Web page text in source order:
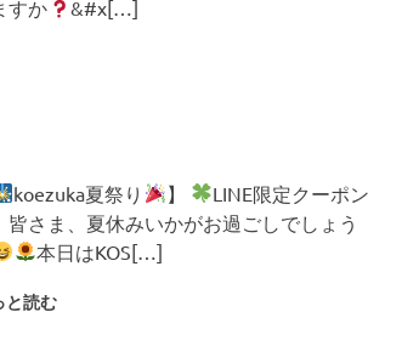
すか
&#x[…]
koezuka夏祭り 】
LINE限定クーポン
皆さま、夏休みいかがお過ごしでしょう
本日はKOS[…]
と読む